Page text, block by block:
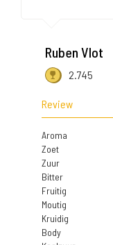
Ruben Vlot
2.745
Review
Aroma
Zoet
Zuur
Bitter
Fruitig
Moutig
Kruidig
Body